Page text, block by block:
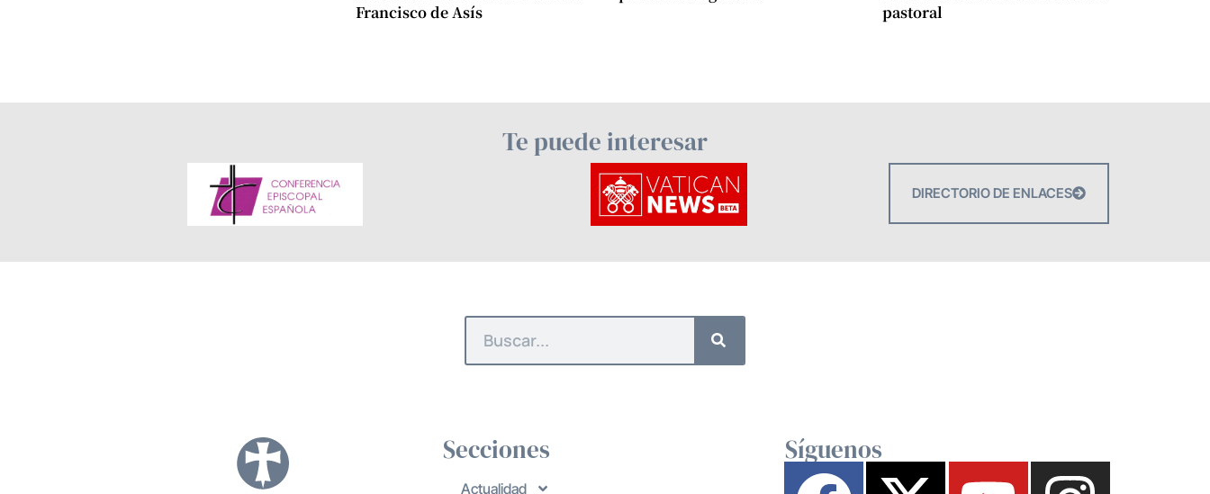
Francisco de Asís
pastoral
Te puede interesar
DIRECTORIO DE ENLACES
Secciones
Actualidad
Síguenos